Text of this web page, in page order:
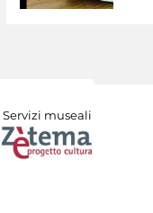
Servizi museali